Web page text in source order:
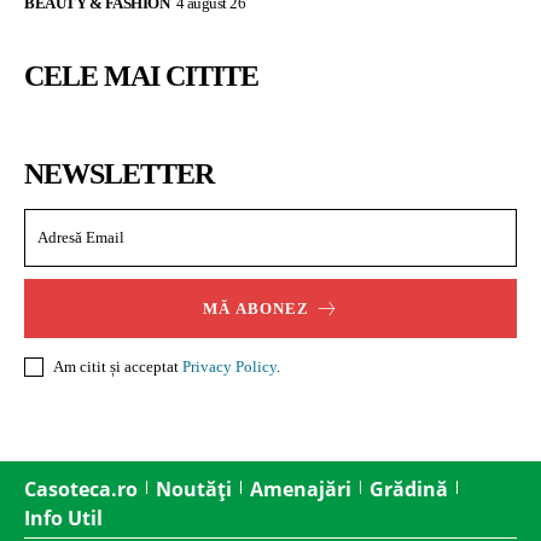
CELE MAI CITITE
NEWSLETTER
MĂ ABONEZ
Am citit și acceptat Privacy Policy.
Casoteca.ro Noutăți Amenajări
Grădină
Info Util